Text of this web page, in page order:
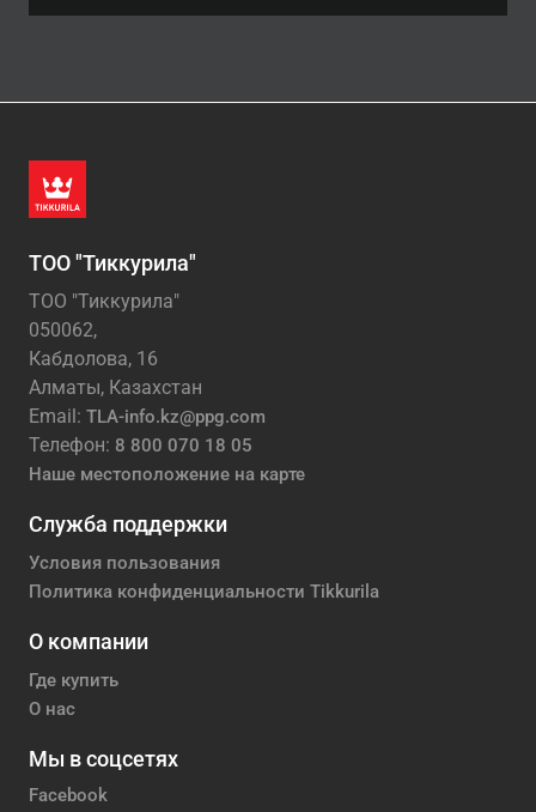
ТОО "Тиккурила"
ТОО "Тиккурила"
050062,
Кабдолова, 16
Алматы, Казахстан
Email: TLA-info.kz@ppg.com
Телефон: 8 800 070 18 05
Наше местоположение на карте
Служба поддержки
Условия пользования
Политика конфиденциальности Tikkurila
О компании
Где купить
О нас
Мы в соцсетях
Facebook